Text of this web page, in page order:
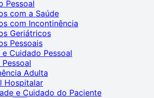
Pessoal
com a Saúde
com Incontinência
Geriátricos
Pessoais
e Cuidado Pessoal
Adulta
Hospitalar
e Cuidado do Paciente